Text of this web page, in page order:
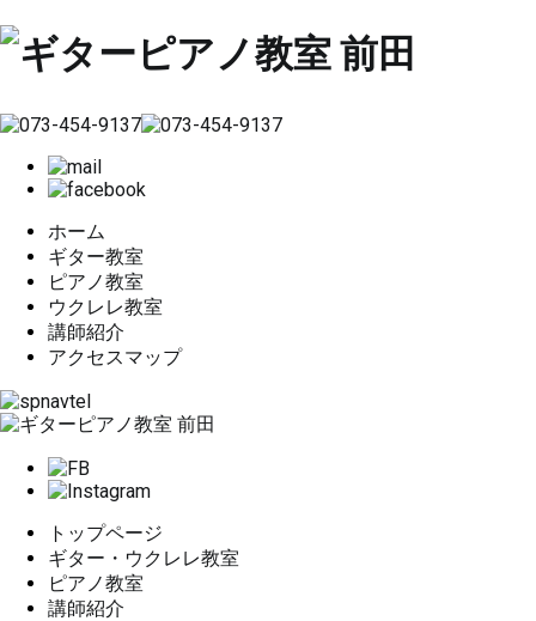
ホーム
ギター教室
ピアノ教室
ウクレレ教室
講師紹介
アクセスマップ
トップページ
ギター・ウクレレ教室
ピアノ教室
講師紹介